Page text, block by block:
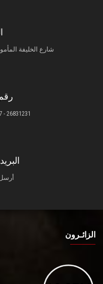
شارع الخليفة
26831231 - 26831417 - 26831474
الزائـرون